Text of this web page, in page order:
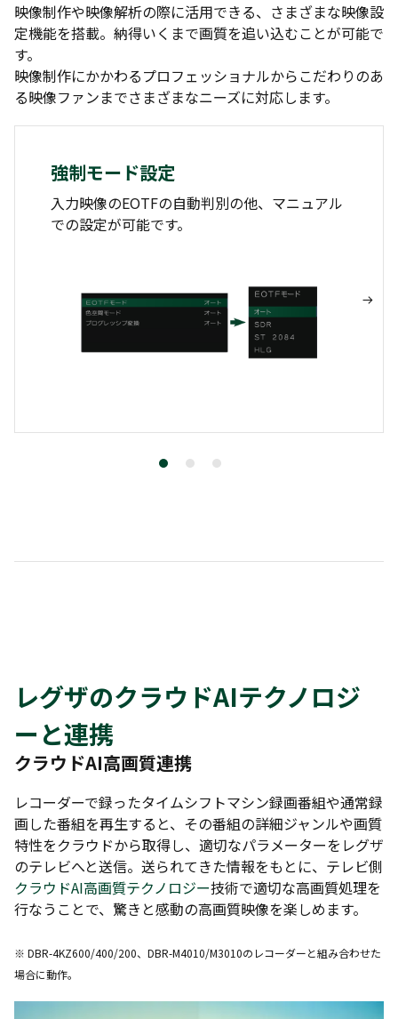
映像制作や映像解析の際に活用できる、さまざまな映像設
定機能を搭載。納得いくまで画質を追い込むことが可能で
す。
映像制作にかかわるプロフェッショナルからこだわりのあ
る映像ファンまでさまざまなニーズに対応します。
強制モード設定
入力映像のEOTFの自動判別の他、マニュアル
での設定が可能です。
レグザのクラウドAIテクノロジ
ーと連携
クラウドAI高画質連携
レコーダーで録ったタイムシフトマシン録画番組や通常録
画した番組を再生すると、その番組の詳細ジャンルや画質
特性をクラウドから取得し、適切なパラメーターをレグザ
のテレビへと送信。送られてきた情報をもとに、テレビ側
クラウドAI高画質テクノロジー技術で適切な高画質処理を
行なうことで、驚きと感動の高画質映像を楽しめます。
※ DBR-4KZ600/400/200、DBR-M4010/M3010のレコーダーと組み合わせた
場合に動作。